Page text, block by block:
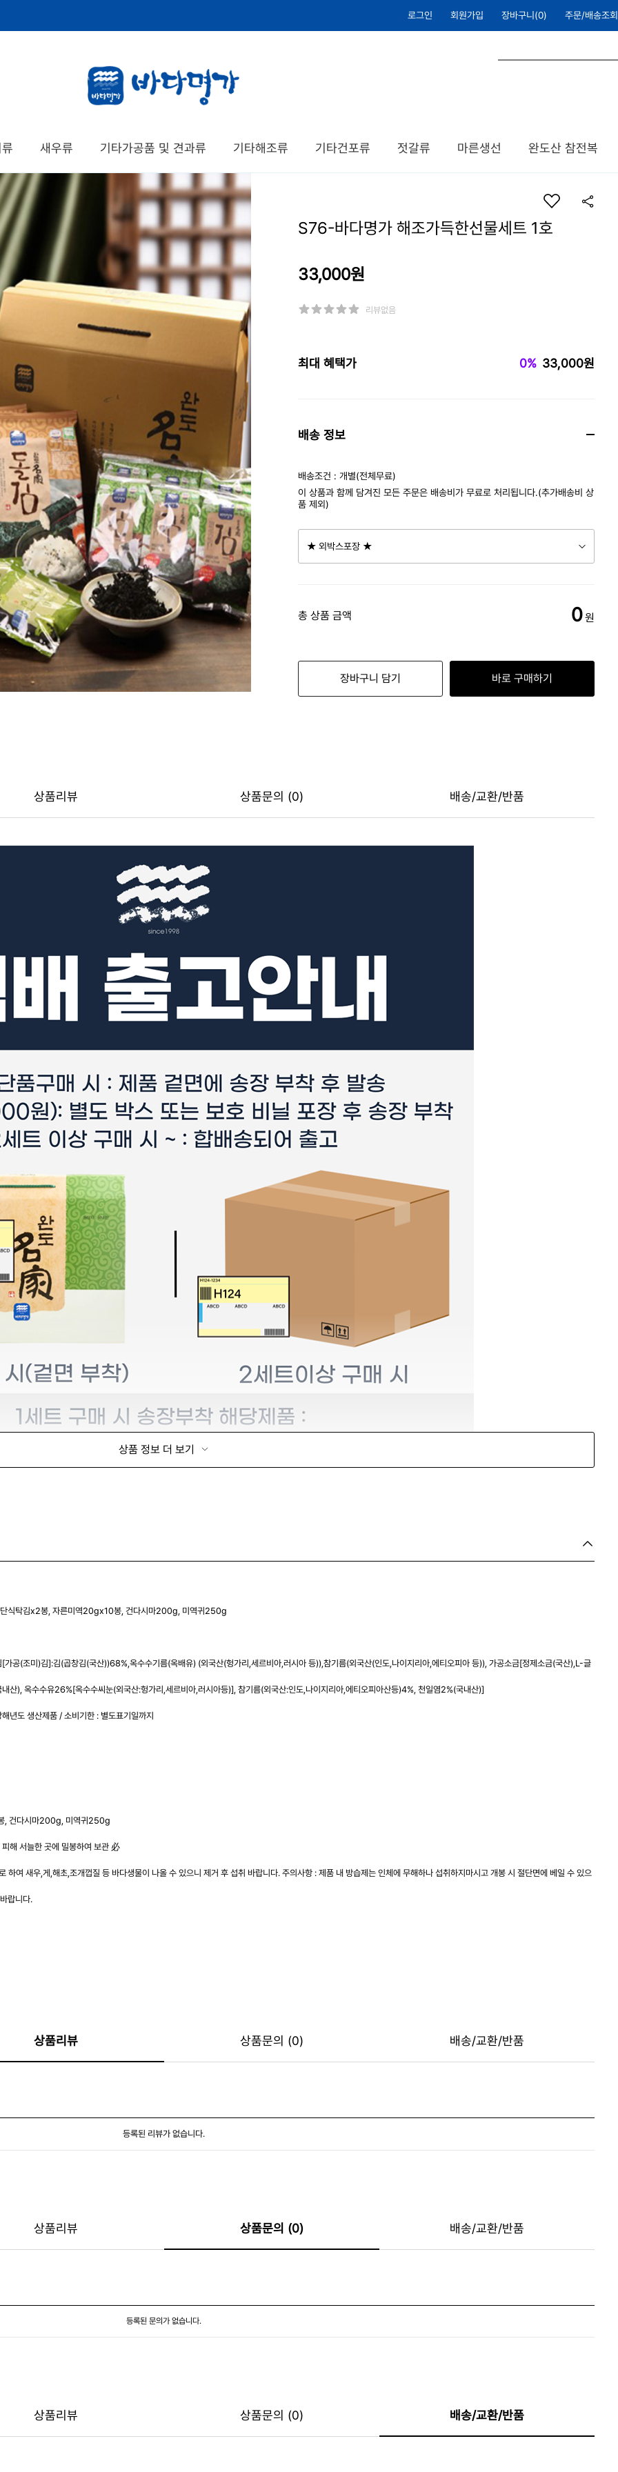
로그인 회원가입 장바구니(0) 주문/배송조회
새우류 기타가공품 및 견과류 기타해조류 기타건포류 젓갈류 마른생선 완도산 참전복
S76-바다명가 해조가득한선물세트 1호
33,000원
리뷰없음
최대 혜택가 0% 33,000원
배송 정보
배송조건 : 개별(전체무료)
이 상품과 함께 담겨진 모든 주문은 배송비가 무료로 처리됩니다.(추가배송비 상
품 제외)
총 상품 금액 0원
장바구니 담기 바로 구매하기
상품리뷰 상품문의 (0) 배송/교환/반품
상품 정보 더 보기
단식탁김x2봉, 자른미역20gx10봉, 건다시마200g, 미역귀250g
공(조미)김]:김(곱창김(국산))68%,옥수수기름(옥배유) (외국산(헝가리,세르비아,러시아 등)),참기름(외국산(인도,나이지리아,에티오피아 등)), 가공소금[정제소금(국산),L-글
산), 옥수수유26%[옥수수씨눈(외국산:헝가리,세르비아,러시아등)], 참기름(외국산:인도,나이지리아,에티오피아산등)4%, 천일염2%(국내산)]
년도 생산제품 / 소비기한 : 별도표기일까지
, 건다시마200g, 미역귀250g
해 서늘한 곳에 밀봉하여 보관 必
하여 새우,게,해초,조개껍질 등 바다생물이 나올 수 있으니 제거 후 섭취 바랍니다. 주의사항 : 제품 내 방습제는 인체에 무해하나 섭취하지마시고 개봉 시 절단면에 베일 수 있으
랍니다.
상품리뷰 상품문의 (0) 배송/교환/반품
등록된 리뷰가 없습니다.
상품리뷰 상품문의 (0) 배송/교환/반품
등록된 문의가 없습니다.
상품리뷰 상품문의 (0) 배송/교환/반품